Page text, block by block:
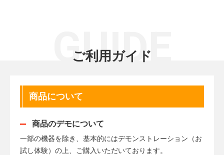
GUIDE
ご利用ガイド
商品について
商品のデモについて
一部の機器を除き、基本的にはデモンストレーション（お
試し体験）の上、ご購入いただいております。